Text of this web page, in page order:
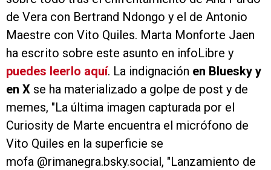
de Vera con Bertrand Ndongo y el de Antonio
Maestre con Vito Quiles. Marta Monforte Jaen
ha escrito sobre este asunto en infoLibre y
puedes leerlo aquí. La indignación en Bluesky y
en X se ha materializado a golpe de post y de
memes, "La última imagen capturada por el
Curiosity de Marte encuentra el micrófono de
Vito Quiles en la superficie se
mofa @rimanegra.bsky.social‬, "Lanzamiento de